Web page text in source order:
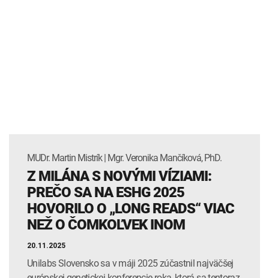
MUDr. Martin Mistrík | Mgr. Veronika Mančíková, PhD.
Z MILÁNA S NOVÝMI VÍZIAMI:
PREČO SA NA ESHG 2025
HOVORILO O „LONG READS“ VIAC
NEŽ O ČOMKOĽVEK INOM
20.11.2025
Unilabs Slovensko sa v máji 2025 zúčastnil najväčšej